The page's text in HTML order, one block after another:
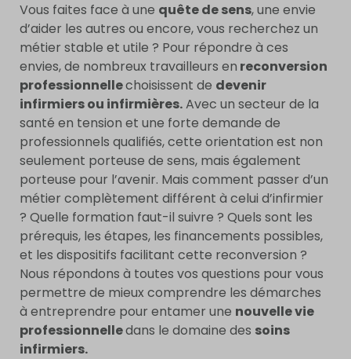
Vous faites face à une quête de sens, une envie
d’aider les autres ou encore, vous recherchez un
métier stable et utile ? Pour répondre à ces
envies, de nombreux travailleurs en reconversion
professionnellechoisissent de devenir
infirmiers ou infirmières.Avec un secteur de la
santé en tension et une forte demande de
professionnels qualifiés, cette orientation est non
seulement porteuse de sens, mais également
porteuse pour l’avenir. Mais comment passer d’un
métier complètement différent à celui d’infirmier
? Quelle formation faut-il suivre ? Quels sont les
prérequis, les étapes, les financements possibles,
et les dispositifs facilitant cette reconversion ?
Nous répondons à toutes vos questions pour vous
permettre de mieux comprendre les démarches
à entreprendre pour entamer une nouvelle vie
professionnelledans le domaine des soins
infirmiers.